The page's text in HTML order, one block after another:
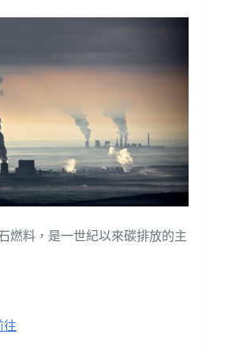
燃料，是一世紀以來碳排放的主
往